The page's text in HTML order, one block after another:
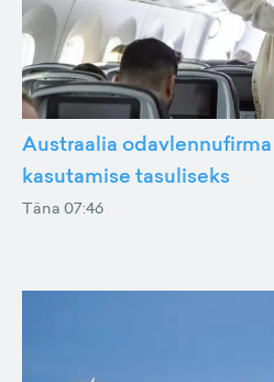
Austraalia
kasutamise tasuliseks
Täna 07:46